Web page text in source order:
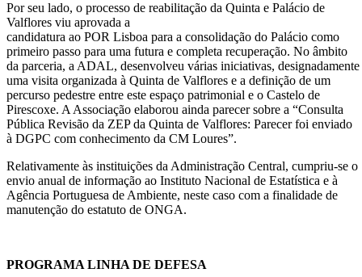
Por seu lado, o processo de reabilitação da Quinta e Palácio de
Valflores viu aprovada a
candidatura ao POR Lisboa para a consolidação do Palácio como
primeiro passo para uma futura e completa recuperação. No âmbito
da parceria, a ADAL, desenvolveu várias iniciativas, designadamente
uma visita organizada à Quinta de Valflores e a definição de um
percurso pedestre entre este espaço patrimonial e o Castelo de
Pirescoxe. A Associação elaborou ainda parecer sobre a “Consulta
Pública Revisão da ZEP da Quinta de Valflores: Parecer foi enviado
à DGPC com conhecimento da CM Loures”.
Relativamente às instituições da Administração Central, cumpriu-se o
envio anual de informação ao Instituto Nacional de Estatística e à
Agência Portuguesa de Ambiente, neste caso com a finalidade de
manutenção do estatuto de ONGA.
PROGRAMA LINHA DE DEFESA